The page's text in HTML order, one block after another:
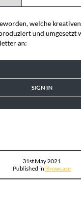
welche
und umgesetzt
an:
SIGN IN
31st May 2021
Published in Showcase